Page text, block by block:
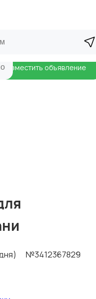
Разместить объявление
№3412367829